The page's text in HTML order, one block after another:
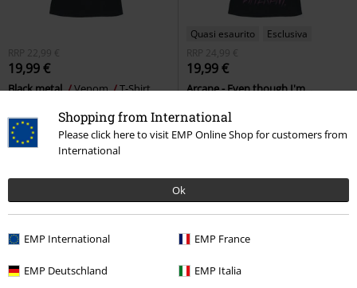
Shopping from International
Please click here to visit EMP Online Shop for customers from
International
Ok
EMP International EMP France
EMP Deutschland EMP Italia
RRP 22,99 €
19,99 €
Black metal Venom T-Shirt
Quasi esaurito
Esclusiva
RRP
24,99 €
19,99 €
Arcane - Even though I'm...
T-Shirt